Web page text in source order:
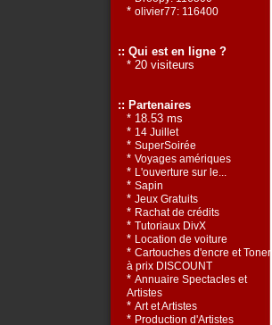
* olivier77: 116400
:: Qui est en ligne ?
* 20 visiteurs
:: Partenaires
* 18.53 ms
* 14 Juillet
* SuperSoirée
* Voyages amériques
* L'ouverture sur le...
* Sapin
* Jeux Gratuits
* Rachat de crédits
* Tutoriaux DivX
* Location de voiture
* Cartouches d'encre et Toners
à prix DISCOUNT
* Annuaire Spectacles et
Artistes
* Art et Artistes
* Production d'Artistes